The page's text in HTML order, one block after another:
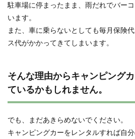
駐車場に停まったまま、雨だれでバー
います。
また、車に乗らないとしても毎月保険
ス代がかかってきてしまいます。
そんな理由からキャンピング
ているかもしれません。
でも、まだあきらめないでください。
キャンピングカーをレンタルすれば自